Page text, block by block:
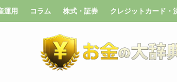
運用 コラム 株式・証券 クレジットカード・